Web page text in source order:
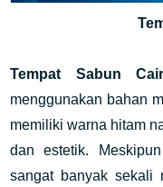
Tempat Sabun
menggunakan bahan
memiliki warna hitam
dan estetik.
sangat banyak sekali